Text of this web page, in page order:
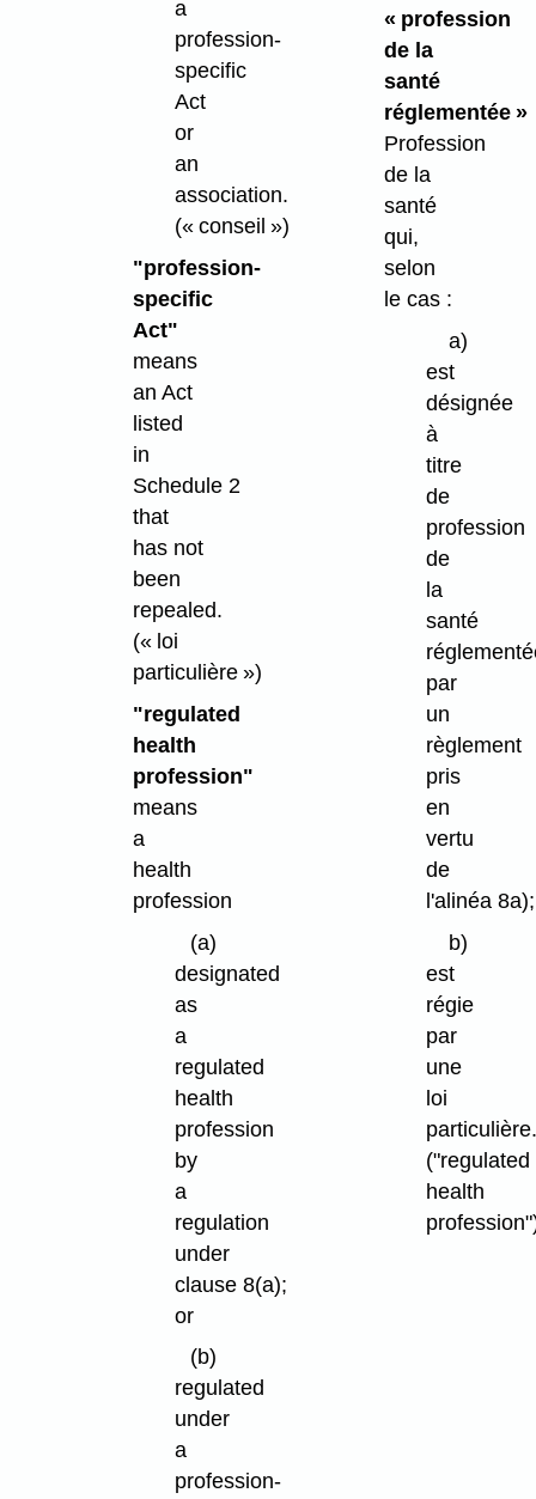
a
profession-
specific
Act
or
an
association.
(« conseil »)
"profession-
specific
Act"
means
an Act
listed
in
Schedule 2
that
has not
been
repealed.
(« loi
particulière »)
"regulated
health
profession"
means
a
health
profession
(a)
designated
as
a
regulated
health
profession
by
a
regulation
under
clause 8(a);
or
(b)
regulated
under
a
profession-
« profession
de la
santé
réglementée »
Profession
de la
santé
qui,
selon
le cas :
a)
est
désignée
à
titre
de
profession
de
la
santé
par
un
règlement
pris
en
vertu
de
l'alinéa 8a);
b)
est
régie
par
une
loi
particulière.
("regulated
health